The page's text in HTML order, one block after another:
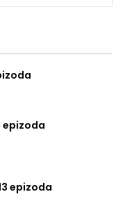
epizoda
epizoda